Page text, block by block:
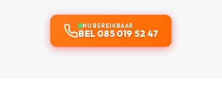
NU BEREIKBAAR
BEL 085 019 52 47